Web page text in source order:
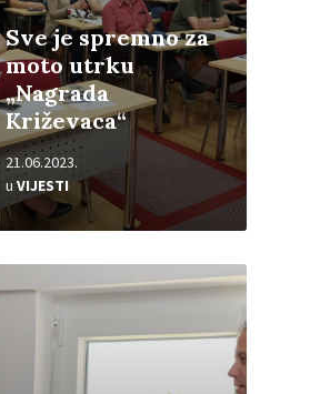
Sve je spremno za
moto utrku
„Nagrada
Križevaca“
21.06.2023.
u VIJESTI